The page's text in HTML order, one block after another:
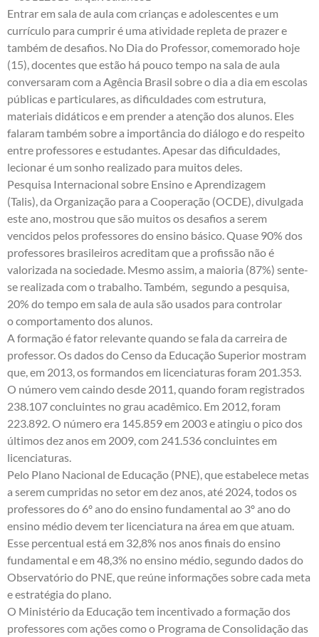
Entrar em sala de aula com crianças e adolescentes e um
currículo para cumprir é uma atividade repleta de prazer e
também de desafios. No Dia do Professor, comemorado hoje
(15), docentes que estão há pouco tempo na sala de aula
conversaram com a Agência Brasil sobre o dia a dia em escolas
públicas e particulares, as dificuldades com estrutura,
materiais didáticos e em prender a atenção dos alunos. Eles
falaram também sobre a importância do diálogo e do respeito
entre professores e estudantes. Apesar das dificuldades,
lecionar é um sonho realizado para muitos deles.
Pesquisa Internacional sobre Ensino e Aprendizagem
(Talis), da Organização para a Cooperação (OCDE), divulgada
este ano, mostrou que são muitos os desafios a serem
vencidos pelos professores do ensino básico. Quase 90% dos
professores brasileiros acreditam que a profissão não é
valorizada na sociedade. Mesmo assim, a maioria (87%) sente-
se realizada com o trabalho. Também, segundo a pesquisa,
20% do tempo em sala de aula são usados para controlar
o comportamento dos alunos.
A formação é fator relevante quando se fala da carreira de
professor. Os dados do Censo da Educação Superior mostram
que, em 2013, os formandos em licenciaturas foram 201.353.
O número vem caindo desde 2011, quando foram registrados
238.107 concluintes no grau acadêmico. Em 2012, foram
223.892. O número era 145.859 em 2003 e atingiu o pico dos
últimos dez anos em 2009, com 241.536 concluintes em
licenciaturas.
Pelo Plano Nacional de Educação (PNE), que estabelece metas
a serem cumpridas no setor em dez anos, até 2024, todos os
professores do 6º ano do ensino fundamental ao 3º ano do
ensino médio devem ter licenciatura na área em que atuam.
Esse percentual está em 32,8% nos anos finais do ensino
fundamental e em 48,3% no ensino médio, segundo dados do
Observatório do PNE, que reúne informações sobre cada meta
e estratégia do plano.
O Ministério da Educação tem incentivado a formação dos
professores com ações como o Programa de Consolidação das